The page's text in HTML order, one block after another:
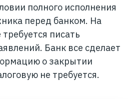
полного исполнения
перед банком. На
писать
Банк все сделает
о закрытии
не требуется.